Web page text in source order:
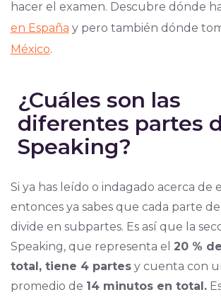
hacer el examen. Descubre dónde
en España y pero también dónde
México.
¿Cuáles son las
diferentes partes
Speaking?
Si ya has leído o indagado acerca de
entonces ya sabes que cada parte
divide en subpartes. Es así que la
Speaking, que representa el 20 %
total, tiene 4 partesy cuenta con
promedio de 14 minutos en total.